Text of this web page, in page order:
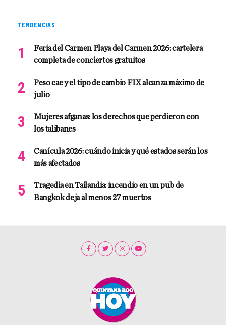
TENDENCIAS
Feria del Carmen Playa del Carmen 2026: cartelera
completa de conciertos gratuitos
Peso cae y el tipo de cambio FIX alcanza máximo de
julio
Mujeres afganas: los derechos que perdieron con
los talibanes
Canícula 2026: cuándo inicia y qué estados serán los
más afectados
Tragedia en Tailandia: incendio en un pub de
Bangkok deja al menos 27 muertos